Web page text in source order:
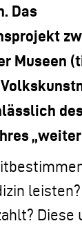
Das
Museen
Diese